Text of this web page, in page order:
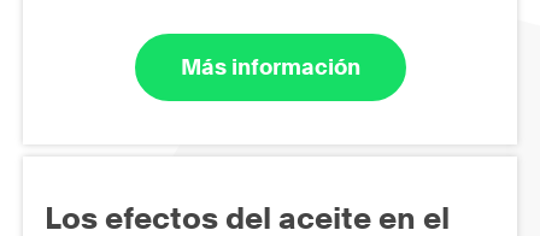
Más información
Los efectos del aceite en el